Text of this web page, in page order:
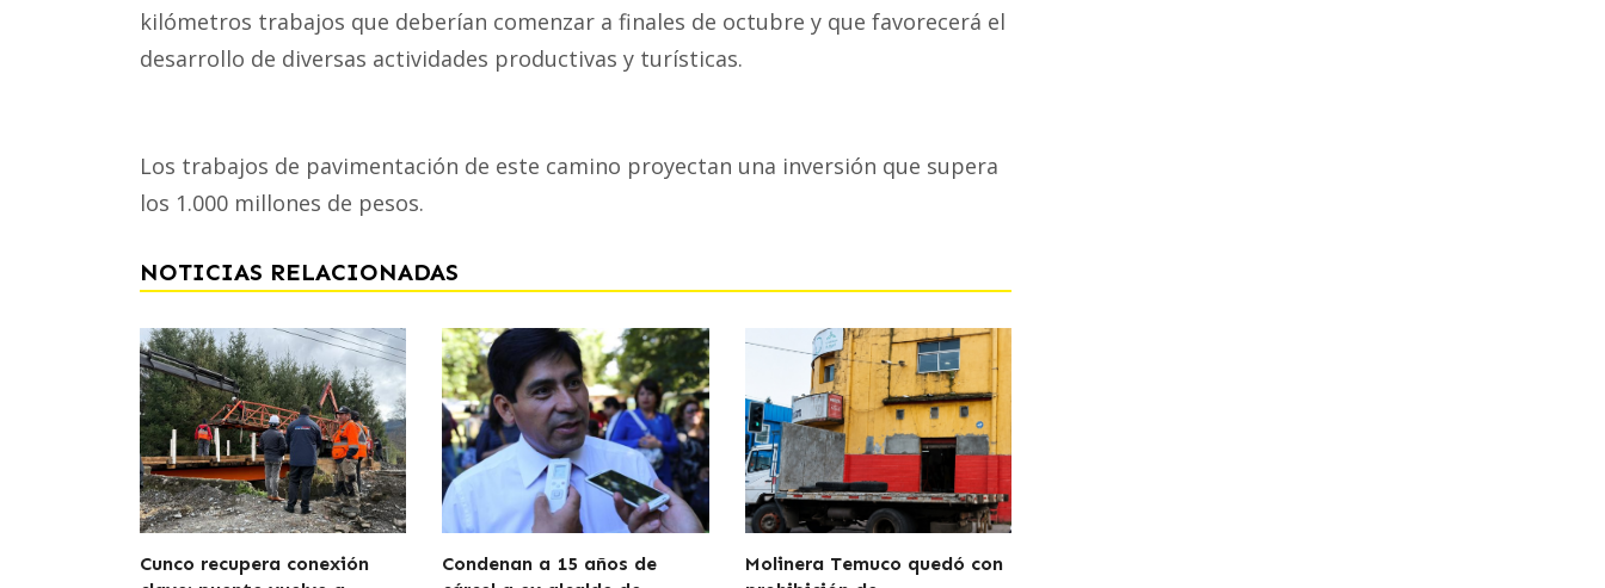
kilómetros trabajos que deberían comenzar a finales de octubre y que favorecerá el
desarrollo de diversas actividades productivas y turísticas.
Los trabajos de pavimentación de este camino proyectan una inversión que supera
los 1.000 millones de pesos.
NOTICIAS RELACIONADAS
Cunco recupera conexión
Condenan a 15 años de
Molinera Temuco quedó con